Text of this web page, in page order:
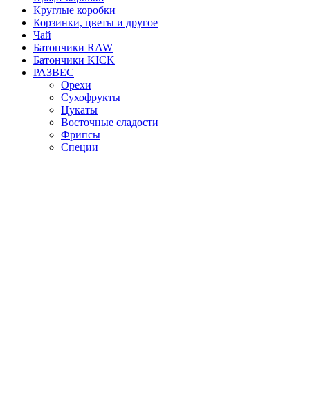
Круглые коробки
Корзинки, цветы и другое
Чай
Батончики RAW
Батончики KICK
РАЗВЕС
Орехи
Сухофрукты
Цукаты
Восточные сладости
Фрипсы
Специи